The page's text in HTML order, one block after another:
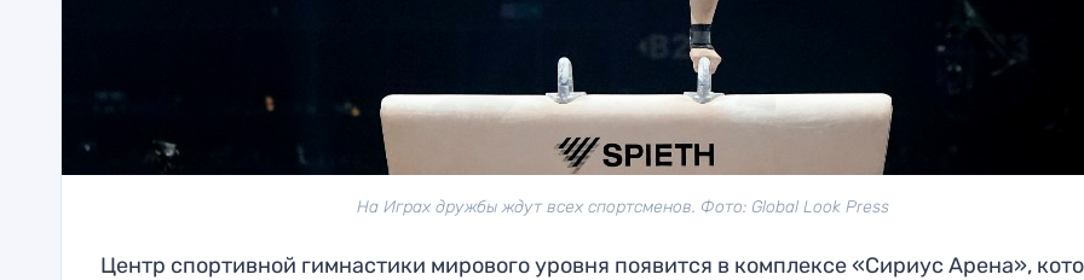
На Играх дружбы ждут всех спортсменов. Фото: Global Look Press
Центр спортивной гимнастики мирового уровня появится в комплексе «Сириус Арена»,